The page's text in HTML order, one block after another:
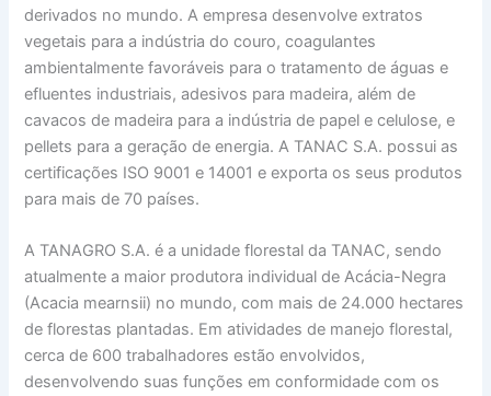
derivados no mundo. A empresa desenvolve extratos
vegetais para a indústria do couro, coagulantes
ambientalmente favoráveis para o tratamento de águas e
efluentes industriais, adesivos para madeira, além de
cavacos de madeira para a indústria de papel e celulose, e
pellets para a geração de energia. A TANAC S.A. possui as
certificações ISO 9001 e 14001 e exporta os seus produtos
para mais de 70 países.
A TANAGRO S.A. é a unidade florestal da TANAC, sendo
atualmente a maior produtora individual de Acácia-Negra
(Acacia mearnsii) no mundo, com mais de 24.000 hectares
de florestas plantadas. Em atividades de manejo florestal,
cerca de 600 trabalhadores estão envolvidos,
desenvolvendo suas funções em conformidade com os